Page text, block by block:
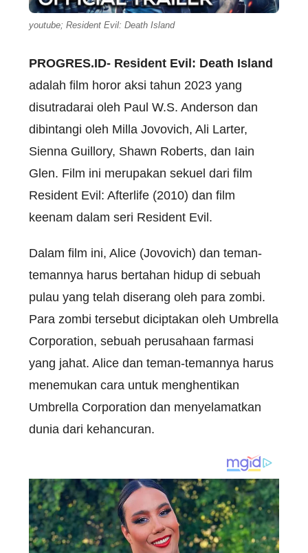
youtube; Resident Evil: Death Island
PROGRES.ID- Resident Evil: Death Island
adalah film horor aksi tahun 2023 yang
disutradarai oleh Paul W.S. Anderson dan
dibintangi oleh Milla Jovovich, Ali Larter,
Sienna Guillory, Shawn Roberts, dan Iain
Glen. Film ini merupakan sekuel dari film
Resident Evil: Afterlife (2010) dan film
keenam dalam seri Resident Evil.
Dalam film ini, Alice (Jovovich) dan teman-
temannya harus bertahan hidup di sebuah
pulau yang telah diserang oleh para zombi.
Para zombi tersebut diciptakan oleh Umbrella
Corporation, sebuah perusahaan farmasi
yang jahat. Alice dan teman-temannya harus
menemukan cara untuk menghentikan
Umbrella Corporation dan menyelamatkan
dunia dari kehancuran.